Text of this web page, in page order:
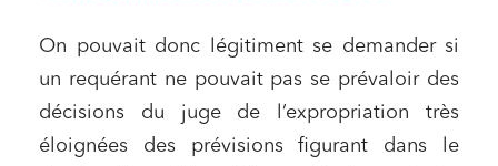
On pouvait donc légitiment se demander si
un requérant ne pouvait pas se prévaloir des
décisions du juge de l’expropriation très
éloignées des prévisions figurant dans le